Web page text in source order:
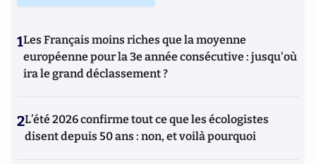
1Les Français moins riches que la moyenne
européenne pour la 3e année consécutive : jusqu'où
ira le grand déclassement ?
2L’été 2026 confirme tout ce que les écologistes
disent depuis 50 ans : non, et voilà pourquoi